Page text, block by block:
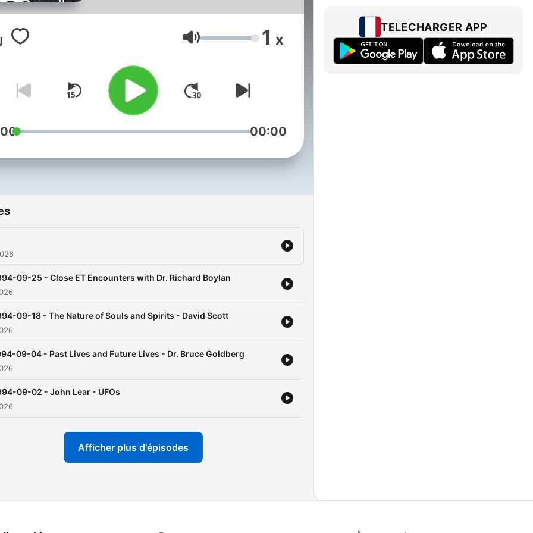
Volume 1 x
00:00
09-25 - Close ET Encounters with Dr. Richard Boylan
09-18 - The Nature of Souls and Spirits - David Scott
09-04 - Past Lives and Future Lives - Dr. Bruce Goldberg
09-02 - John Lear - UFOs
Afficher plus d'épisodes
TELECHARGER APP